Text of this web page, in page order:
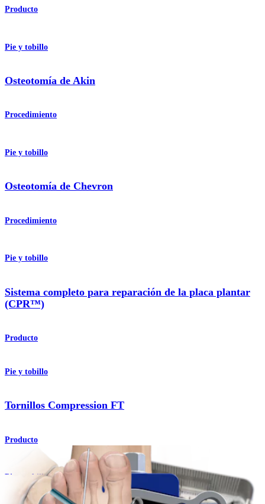
Producto
Pie y tobillo
Osteotomía de Akin
Procedimiento
Pie y tobillo
Osteotomía de Chevron
Procedimiento
Pie y tobillo
Sistema completo para reparación de la placa plantar
(CPR™)
Producto
Pie y tobillo
Tornillos Compression FT
Producto
Pie y tobillo